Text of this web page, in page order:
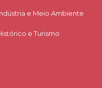
e Meio Ambiente
e Turismo